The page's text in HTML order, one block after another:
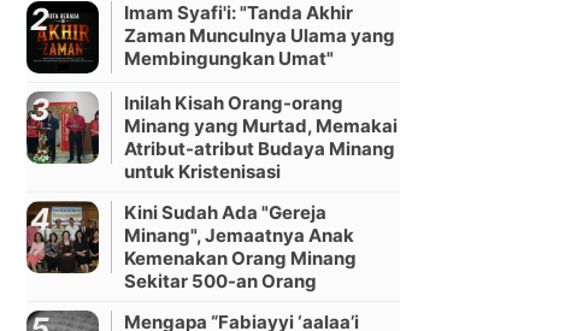
Imam Syafi'i: "Tanda Akhir
Zaman Munculnya Ulama yang
Membingungkan Umat"
Inilah Kisah Orang-orang
Minang yang Murtad, Memakai
Atribut-atribut Budaya Minang
untuk Kristenisasi
Kini Sudah Ada "Gereja
Minang", Jemaatnya Anak
Kemenakan Orang Minang
Sekitar 500-an Orang
Mengapa “Fabiayyi ‘aalaa’i